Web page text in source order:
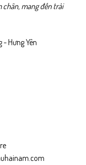
chân, mang đến trải
- Hưng Yên